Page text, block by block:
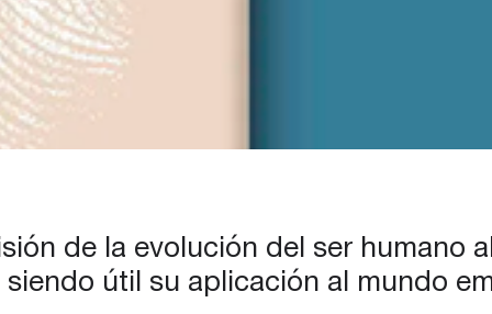
de la evolución del ser humano
útil su aplicación al mundo